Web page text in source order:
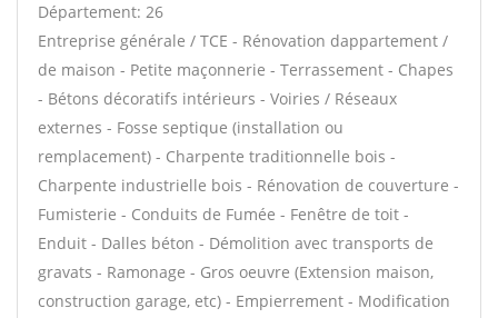
Département: 26
Entreprise générale / TCE - Rénovation dappartement /
de maison - Petite maçonnerie - Terrassement - Chapes
- Bétons décoratifs intérieurs - Voiries / Réseaux
externes - Fosse septique (installation ou
remplacement) - Charpente traditionnelle bois -
Charpente industrielle bois - Rénovation de couverture -
Fumisterie - Conduits de Fumée - Fenêtre de toit -
Enduit - Dalles béton - Démolition avec transports de
gravats - Ramonage - Gros oeuvre (Extension maison,
construction garage, etc) - Empierrement - Modification